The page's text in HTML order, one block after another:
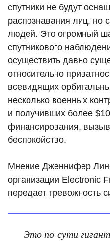
спутники не будут
распознавания лиц, но
людей. Это огромный
спутникового
осуществить давно
относительно
всевидящих
несколько военных
и получивших более
финансирования,
беспокойство.
Мнение Дженнифер
организации Electronic
передает тревожность
Это по сути